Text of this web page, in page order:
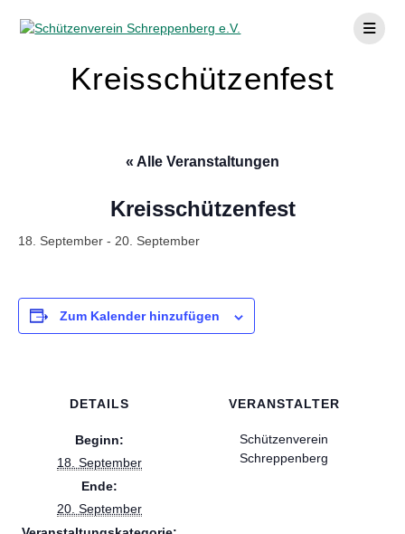
to
Kreisschützenfest
« Alle Veranstaltungen
Kreisschützenfest
18. September - 20. September
Zum Kalender hinzufügen
DETAILS
Beginn:
18. September
Ende:
20. September
VERANSTALTER
Schützenverein
Schreppenberg